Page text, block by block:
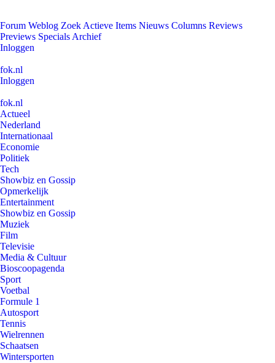
Forum Weblog Zoek Actieve Items Nieuws Columns Reviews
Previews Specials Archief
Inloggen
fok.nl
Inloggen
fok.nl
Actueel
Nederland
Internationaal
Economie
Politiek
Tech
Showbiz en Gossip
Opmerkelijk
Entertainment
Showbiz en Gossip
Muziek
Film
Televisie
Media & Cultuur
Bioscoopagenda
Sport
Voetbal
Formule 1
Autosport
Tennis
Wielrennen
Schaatsen
Wintersporten